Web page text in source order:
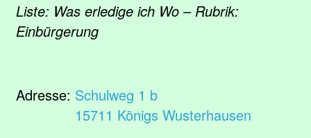
Liste: Was erledige ich Wo – Rubrik:
Einbürgerung
Adresse: Schulweg 1 b
15711 Königs Wusterhausen